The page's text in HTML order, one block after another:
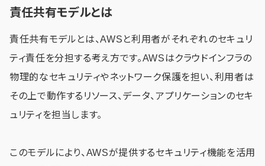
責任共有モデルとは
責任共有モデルとは、AWSと利用者がそれぞれのセキュリ
ティ責任を分担する考え方です。AWSはクラウドインフラの
物理的なセキュリティやネットワーク保護を担い、利用者は
その上で動作するリソース、データ、アプリケーションのセキ
ュリティを担当します。
このモデルにより、AWSが提供するセキュリティ機能を活用